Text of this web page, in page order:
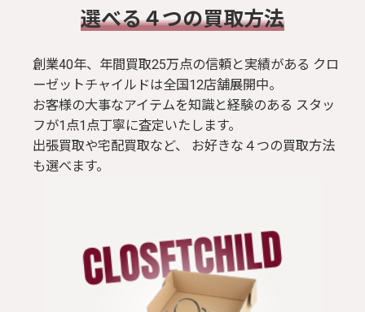
​選べる４つの買取方法
創業40年、年間買取25万点の信頼と実績がある クロ
ーゼットチャイルドは全国12店舗展開中。
お客様の大事なアイテムを知識と経験のある スタッ
フが1点1点丁寧に査定いたします。
出張買取や宅配買取など、 お好きな４つの買取方法
も選べます。